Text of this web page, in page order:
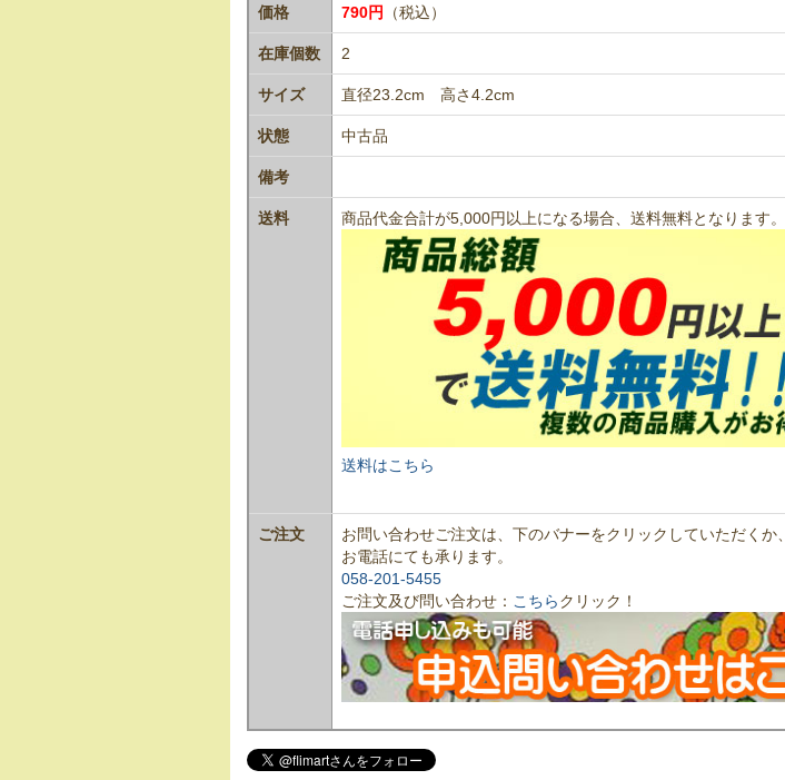
価格 790円 （税込）
在庫個数 2
サイズ 直径23.2cm 高さ4.2cm
状態 中古品
備考
送料 商品代金合計が5,000円以上になる場合、送料無料となります。
送料はこちら
ご注文
お問い合わせご注文は、下のバナーをクリックしていただくか、
お電話にても承ります。
058-201-5455
ご注文及び問い合わせ： こちらクリック！